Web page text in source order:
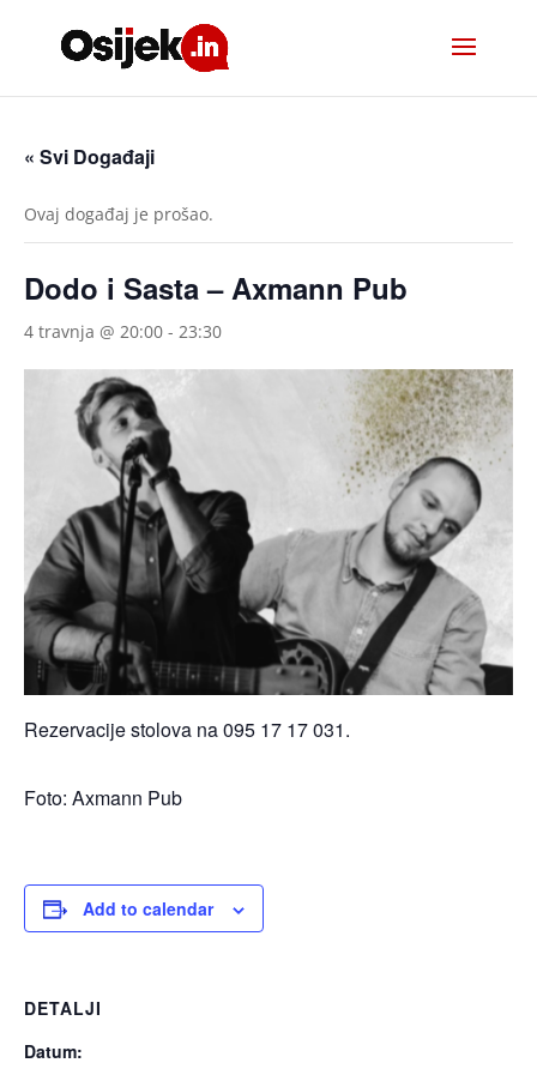
« Svi Događaji
Ovaj događaj je prošao.
Dodo i Sasta – Axmann Pub
4 travnja @ 20:00 - 23:30
Rezervacije stolova na 095 17 17 031.
Foto: Axmann Pub
Add to calendar
DETALJI
Datum: